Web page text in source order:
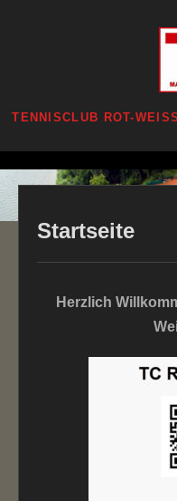
TENNISCLUB ROT-
Zum
Inhalt
springenStartseite
Herzlich